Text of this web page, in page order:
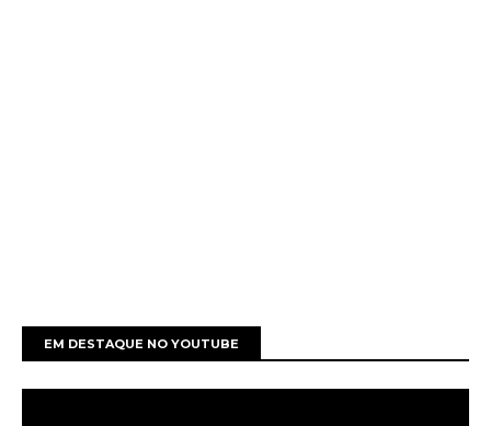
EM DESTAQUE NO YOUTUBE